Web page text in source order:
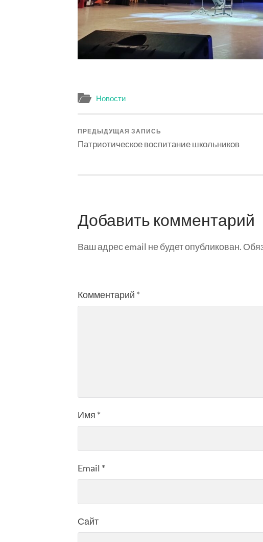
Новости
ПРЕДЫДУЩАЯ ЗАПИСЬ
Патриотическое воспитание школьников
Добавить комментарий
Ваш адрес email не будет опубликован.
Комментарий *
Имя *
Email *
Сайт